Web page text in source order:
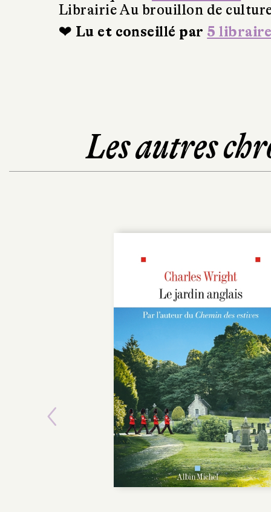
Librairie Au brouillon de
❤ Lu et conseillé par 5
Les autres
Previous